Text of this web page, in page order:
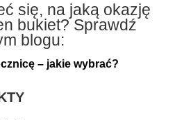
się, na jaką okazję
bukiet? Sprawdź
blogu:
– jakie wybrać?